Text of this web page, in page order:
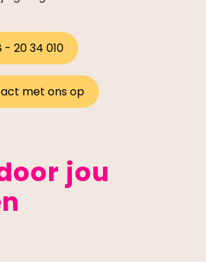
- 20 34 010
met ons op
jou